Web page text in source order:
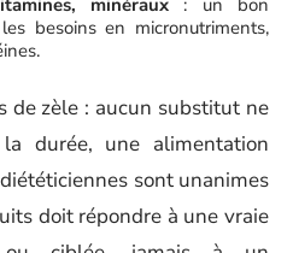
minéraux : un bon
besoins en micronutriments,
de zèle : aucun substitut ne
durée, une alimentation
sont unanimes
doit répondre à une vraie